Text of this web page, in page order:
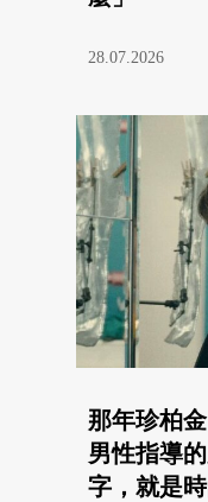
28.07.2026
那年珍柏
男性指導
字，就是時